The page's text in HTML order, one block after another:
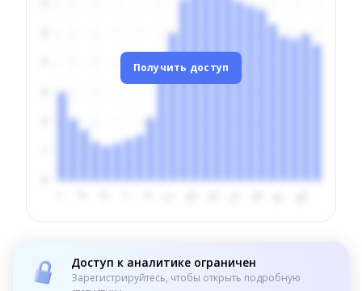
Получить доступ
Доступ к аналитике ограничен
Зарегистрируйтесь, чтобы открыть подробную